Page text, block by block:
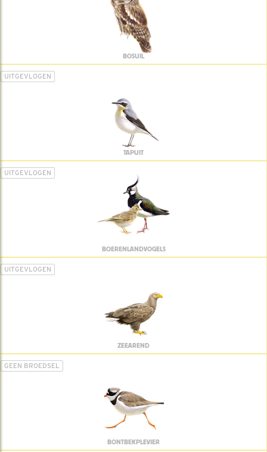
BOSUIL
UITGEVLOGEN
TAPUIT
UITGEVLOGEN
BOERENLANDVOGELS
UITGEVLOGEN
ZEEAREND
GEEN BROEDSEL
BONTBEKPLEVIER